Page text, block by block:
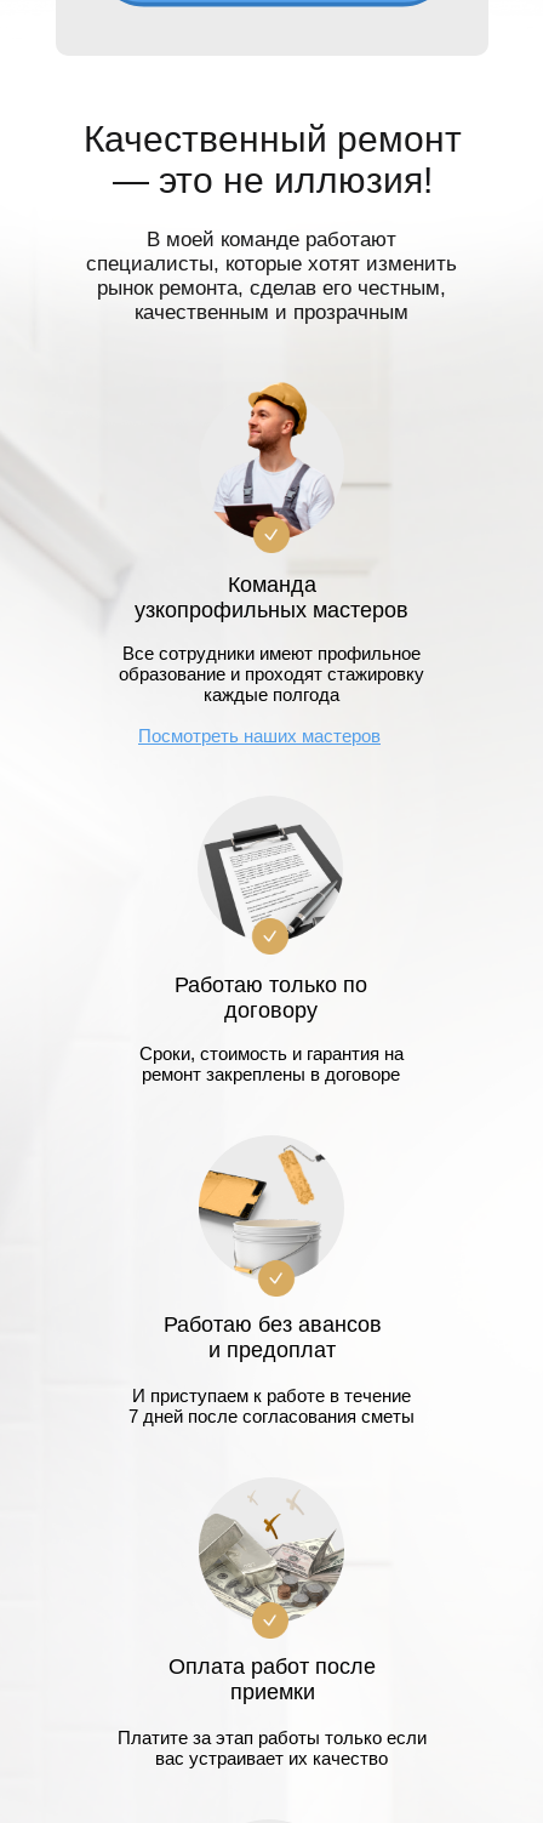
Команда
узкопрофильных мастеров
Все сотрудники имеют профильное
образование и проходят стажировку
каждые полгода
Посмотреть наших мастеров
Работаю только по
договору
Сроки, стоимость и гарантия на
ремонт закреплены в договоре
Работаю без авансов
и предоплат
И приступаем к работе в течение
7 дней после согласования сметы
Оплата работ после
приемки
Платите за этап работы только если
вас устраивает их качество
В моей команде работают
специалисты, которые хотят изменить
рынок ремонта, сделав его честным,
качественным и прозрачным
Качественный ремонт
— это не иллюзия!